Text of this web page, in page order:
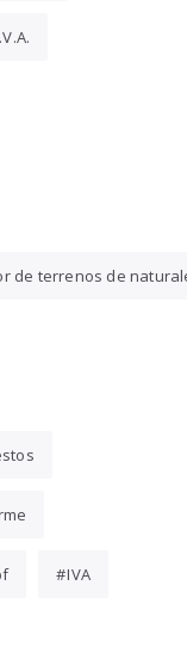
de terrenos de
IVA